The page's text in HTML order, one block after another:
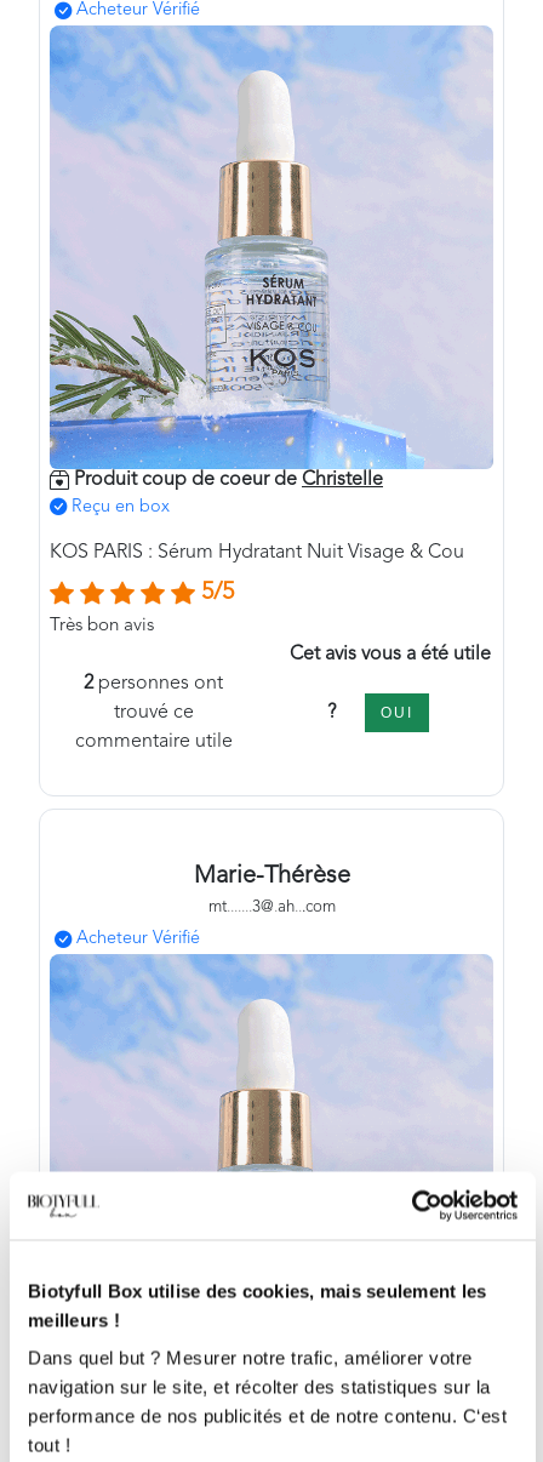
Biotyfull Box utilise des cookies, mais seulement les
meilleurs !
Dans quel but ? Mesurer notre trafic, améliorer votre
navigation sur le site, et récolter des statistiques sur la
performance de nos publicités et de notre contenu. C‘est
tout !
Acheteur Vérifié
Produit coup de coeur de Christelle
Reçu en box
KOS PARIS : Sérum Hydratant Nuit Visage & Cou
5/5
Très bon avis
2personnes ont
trouvé ce
commentaire utile
Cet avis vous a été utile
? OUI
Marie-Thérèse
mt.......3@.ah...com
Acheteur Vérifié
Produit coup de coeur deMarie-Thérèse
Reçu en box